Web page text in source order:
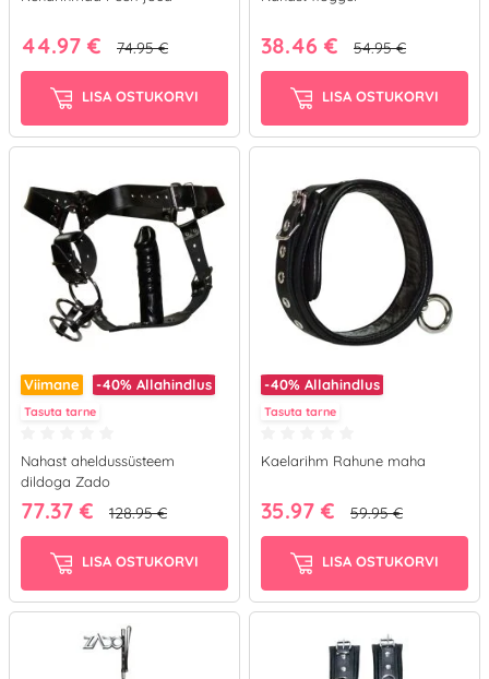
44.97 € 74.95 €
LISA OSTUKORVI
38.46 € 54.95 €
LISA OSTUKORVI
Viimane -40% Allahindlus
Tasuta tarne
Nahast aheldussüsteem
dildoga Zado
77.37 € 128.95 €
LISA OSTUKORVI
-40% Allahindlus
Tasuta tarne
Kaelarihm Rahune maha
35.97 € 59.95 €
LISA OSTUKORVI